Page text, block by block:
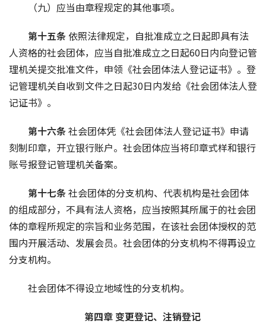
（九）应当由章程规定的其他事项。
第十五条 依照法律规定，自批准成立之日起即具有法
人资格的社会团体，应当自批准成立之日起60日内向登记管
理机关提交批准文件，申领《社会团体法人登记证书》。登
记管理机关自收到文件之日起30日内发给《社会团体法人登
记证书》。
第十六条 社会团体凭《社会团体法人登记证书》申请
刻制印章，开立银行账户。社会团体应当将印章式样和银行
账号报登记管理机关备案。
第十七条 社会团体的分支机构、代表机构是社会团体
的组成部分，不具有法人资格，应当按照其所属于的社会团
体的章程所规定的宗旨和业务范围，在该社会团体授权的范
围内开展活动、发展会员。社会团体的分支机构不得再设立
分支机构。
社会团体不得设立地域性的分支机构。
第四章 变更登记、注销登记